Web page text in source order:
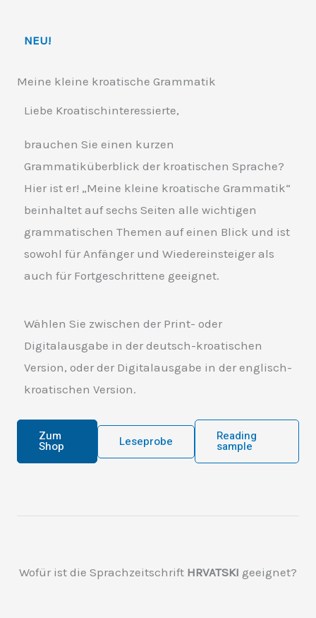
NEU!​
Meine kleine kroatische Grammatik
Liebe Kroatischinteressierte,
brauchen Sie einen kurzen
Grammatiküberblick der kroatischen Sprache?
Hier ist er! „Meine kleine kroatische Grammatik“
beinhaltet auf sechs Seiten alle wichtigen
grammatischen Themen auf einen Blick und ist
sowohl für Anfänger und Wiedereinsteiger als
auch für Fortgeschrittene geeignet.
Wählen Sie zwischen der Print- oder
Digitalausgabe in der deutsch-kroatischen
Version, oder der Digitalausgabe in der englisch-
kroatischen Version.
Zum
Shop Leseprobe Reading
sample
Wofür ist die Sprachzeitschrift HRVATSKI geeignet?